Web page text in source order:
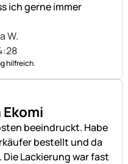
ich gerne immer
W.
hilfreich.
beeindruckt. Habe
bestellt und da
Lackierung war fast